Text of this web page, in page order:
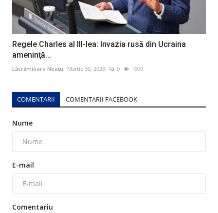
Regele Charles al III-lea: Invazia rusă din Ucraina
ameninţă...
Lăcrămioara Neațu Martie 30, 2023 0 1609
COMENTARII COMENTARII FACEBOOK
Nume
E-mail
Comentariu